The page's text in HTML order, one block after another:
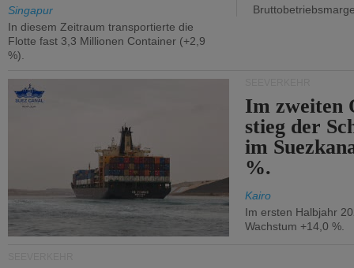
Singapur
In diesem Zeitraum transportierte die
Flotte fast 3,3 Millionen Container (+2,9
%).
Im zweiten
stieg der
im
%.
Kairo
Im ersten Halbjahr
Wachstum +14,0 %.